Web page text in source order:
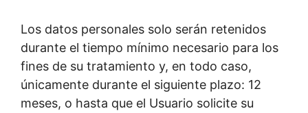
Los datos personales solo serán retenidos
durante el tiempo mínimo necesario para los
fines de su tratamiento y, en todo caso,
únicamente durante el siguiente plazo: 12
meses, o hasta que el Usuario solicite su